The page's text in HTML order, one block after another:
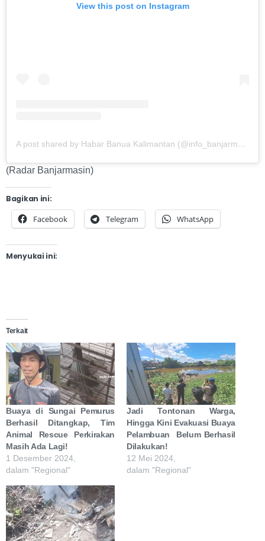
View this post on Instagram
A post shared by Habar Banua Kalimantan (@info_banjarmasin)
(Radar Banjarmasin)
Bagikan ini:
Facebook Telegram WhatsApp
Menyukai ini:
Terkait
Buaya di Sungai Pemurus
Berhasil Ditangkap, Tim
Animal Rescue Perkirakan
Masih Ada Lagi!
1 Desember 2024,
dalam "Regional"
Jadi Tontonan Warga,
Hingga Kini Evakuasi Buaya
Pelambuan Belum Berhasil
Dilakukan!
12 Mei 2024,
dalam "Regional"